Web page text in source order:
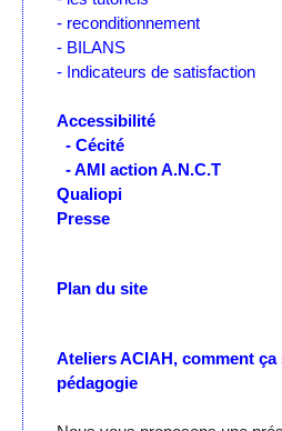
- reconditionnement
- BILANS
- Indicateurs de satisfaction
Accessibilité
- Cécité
- AMI action A.N.C.T
Qualiopi
Presse
Plan du site
Ateliers ACIAH, comment ça
pédagogie